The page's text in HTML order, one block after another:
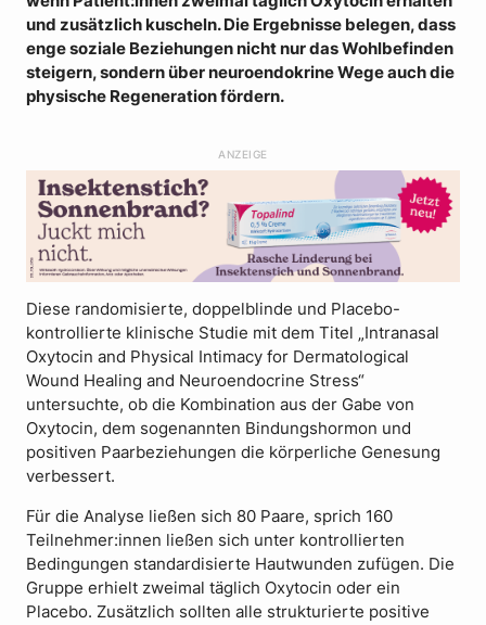
und zusätzlich kuscheln. Die Ergebnisse belegen, dass
enge soziale Beziehungen nicht nur das Wohlbefinden
steigern, sondern über neuroendokrine Wege auch die
physische Regeneration fördern.
ANZEIGE
Diese randomisierte, doppelblinde und Placebo-
kontrollierte klinische Studie mit dem Titel „Intranasal
Oxytocin and Physical Intimacy for Dermatological
Wound Healing and Neuroendocrine Stress“
untersuchte, ob die Kombination aus der Gabe von
Oxytocin, dem sogenannten Bindungshormon und
positiven Paarbeziehungen die körperliche Genesung
verbessert.
Für die Analyse ließen sich 80 Paare, sprich 160
Teilnehmer:innen ließen sich unter kontrollierten
Bedingungen standardisierte Hautwunden zufügen. Die
Gruppe erhielt zweimal täglich Oxytocin oder ein
Placebo. Zusätzlich sollten alle strukturierte positive